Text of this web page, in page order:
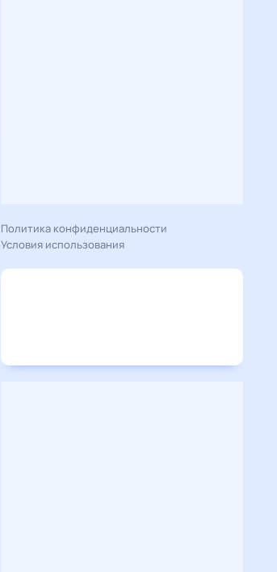
Политика конфиденциальности
Условия использования